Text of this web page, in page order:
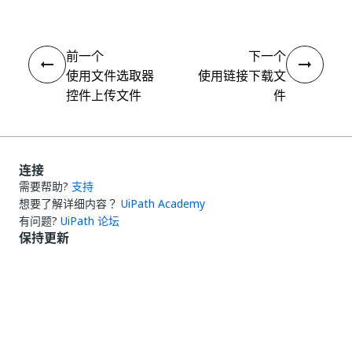
前一个
使用文件选取器
控件上传文件
下一个
使用链接下载文
件
连接
需要帮助? 支持
想要了解详细内容？ UiPath Academy
有问题? UiPath 论坛
保持更新